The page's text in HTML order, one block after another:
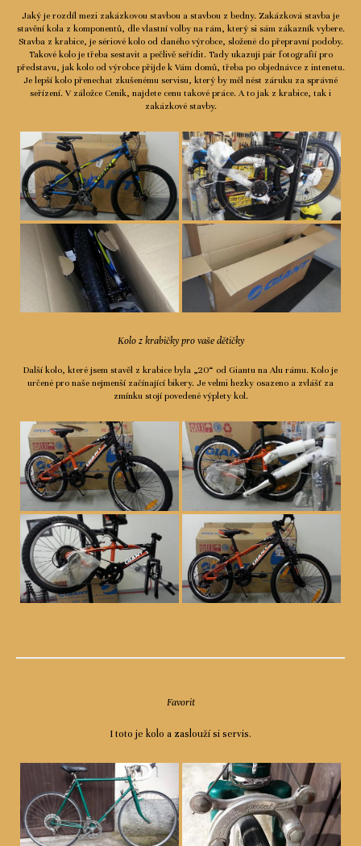
Jaký je rozdíl mezi zakázkovou stavbou a stavbou z bedny. Zakázková stavba je
stavění kola z komponentů, dle vlastní volby na rám, který si sám zákazník vybere.
Stavba z krabice, je sériové kolo od daného výrobce, složené do přepravní podoby.
Takové kolo je třeba sestavit a pečlivě seřídit. Tady ukazuji pár fotografií pro
představu, jak kolo od výrobce přijde k Vám domů, třeba po objednávce z intenetu.
Je lepší kolo přenechat zkušenému servisu, který by měl nést záruku za správné
seřízení. V záložce Cenik, najdete cenu takové práce. A to jak z krabice, tak i
zakázkové stavby.
Kolo z krabičky pro vaše dětičky
Další kolo, které jsem stavěl z krabice byla „20“ od Giantu na Alu rámu. Kolo je
určené pro naše nejmenší začínající bikery. Je velmi hezky osazeno a zvlášť za
zmínku stojí povedené výplety kol.
Favorit
I toto je kolo a zaslouží si servis.